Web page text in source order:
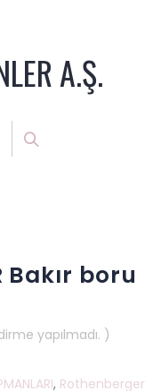
A.Ş.
Bakır boru
yapılmadı. )
, Rothenberger